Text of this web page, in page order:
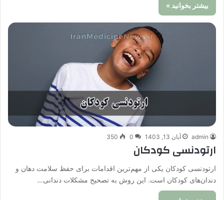
بیشتر بخوانید »
admin آبان 13, 1403 0
350
ارتودنسی کودکان
ارتودنسی کودکان یکی از مهم‌ترین اقدامات برای حفظ سلامت دهان و
دندان‌های کودکان است. این روش به تصحیح مشکلات دندانی…